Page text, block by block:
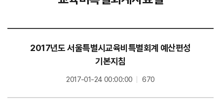
2017년도 서울특별시교육비특별회계 예산편성
기본지침
2017-01-24 00:00:00 670